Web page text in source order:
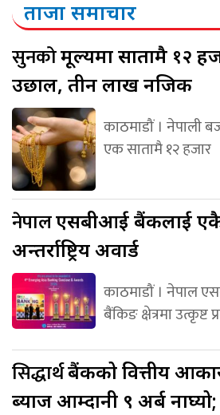
ताजा समाचार
सुनकोमूल्यमा सातामै १२
उछाल, तीन लाख नजिक
काठमाडौं । नेपाली
एक सातामै १२ हजार
नेपालएसबीआई बैंकलाई
अन्तर्राष्ट्रिय अवार्ड
काठमाडौं । नेपाल
बैंकिङ क्षेत्रमा उत्कृष्ट
सिद्धार्थबैंकको वित्तीय
ब्याज आम्दानी ९ अर्ब